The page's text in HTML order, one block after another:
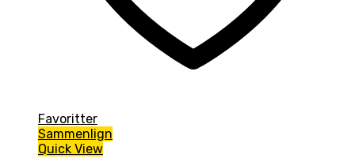
Favoritter
Sammenlign
Quick View